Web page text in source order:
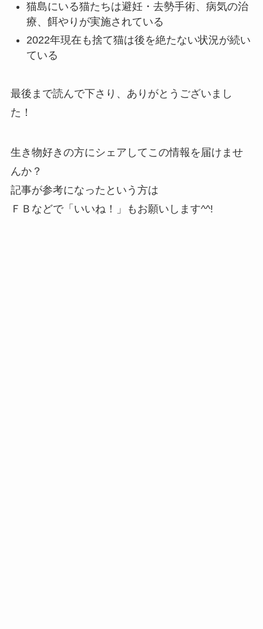
猫島にいる猫たちは避妊・去勢手術、病気の治
療、餌やりが実施されている
2022年現在も捨て猫は後を絶たない状況が続い
ている
最後まで読んで下さり、ありがとうございまし
た！
生き物好きの方にシェアしてこの情報を届けませ
んか？
記事が参考になったという方は
ＦＢなどで「いいね！」もお願いします^^!